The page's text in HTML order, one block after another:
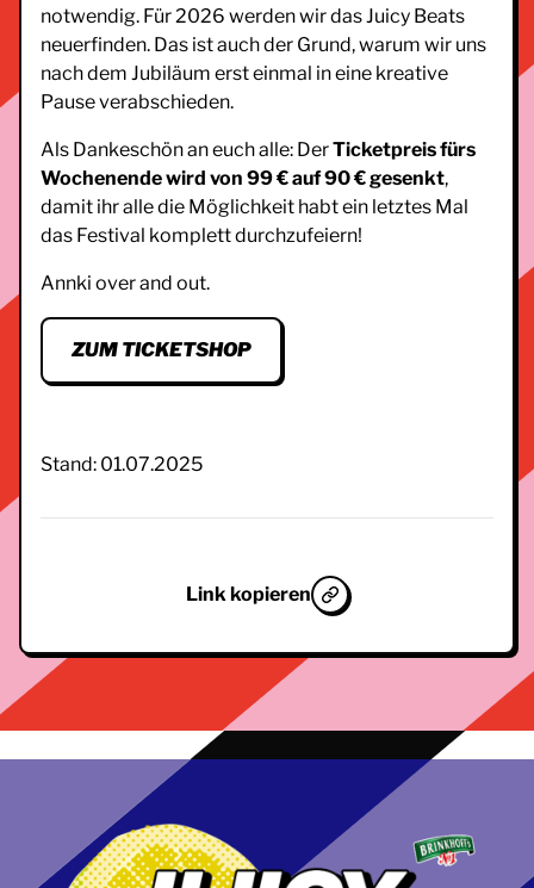
notwendig. Für 2026 werden wir das Juicy Beats
neuerfinden. Das ist auch der Grund, warum wir uns
nach dem Jubiläum erst einmal in eine kreative
Pause verabschieden.
Als Dankeschön an euch alle: DerTicketpreis fürs
Wochenende wird von 99 € auf 90 € gesenkt,
damit ihr alle die Möglichkeit habt ein letztes Mal
das Festival komplett durchzufeiern!
Annki over and out.
ZUM TICKETSHOP
Stand: 01.07.2025
Link kopieren